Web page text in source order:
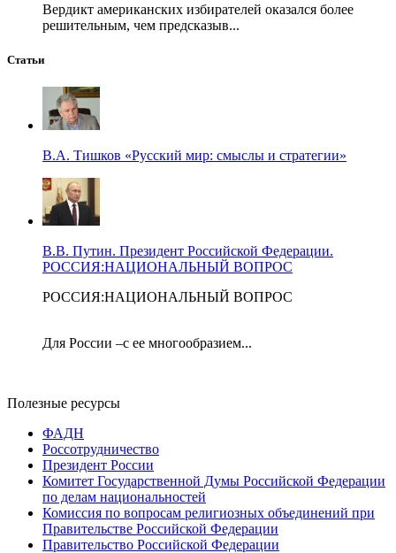
Вердикт американских избирателей оказался более
решительным, чем предсказыв...
Статьи
В.А. Тишков «Русский мир: смыслы и стратегии»
В.В. Путин. Президент Российской Федерации.
РОССИЯ:НАЦИОНАЛЬНЫЙ ВОПРОС
РОССИЯ:НАЦИОНАЛЬНЫЙ ВОПРОС
Для России –с ее многообразием...
Полезные ресурсы
ФАДН
Россотрудничество
Президент России
Комитет Государственной Думы Российской Федерации
по делам национальностей
Комиссия по вопросам религиозных объединений при
Правительстве Российской Федерации
Правительство Российской Федерации